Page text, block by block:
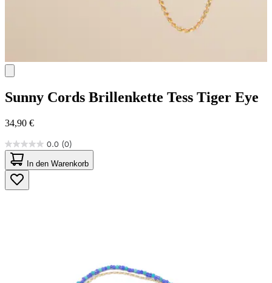
Sunny Cords Brillenkette Tess Tiger Eye
34,90 €
0.0 (0)
0.0
von
5
Sternen.
In den Warenkorb